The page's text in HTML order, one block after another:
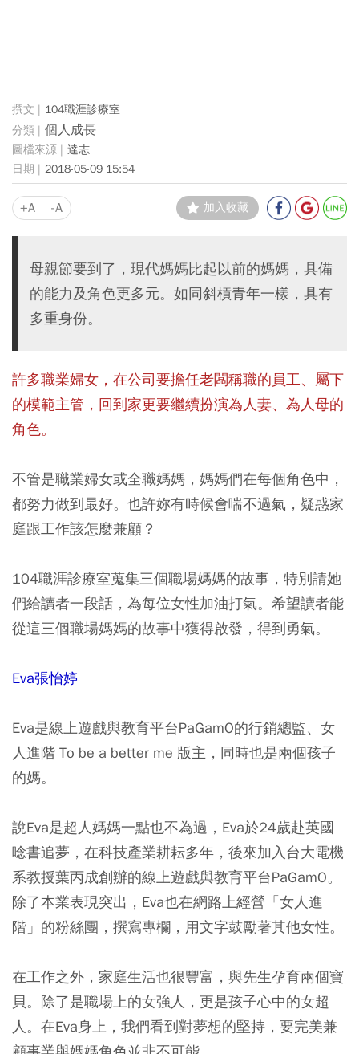
104職涯診療室
個人成長
達志
2018-05-09 15:54
+A -A 加入收藏
母親節要到了，現代媽媽比起以前的媽媽，具備
的能力及角色更多元。如同斜槓青年一樣，具有
多重身份。
許多職業婦女，在公司要擔任老闆稱職的員工、屬下
的模範主管，回到家更要繼續扮演為人妻、為人母的
角色。
不管是職業婦女或全職媽媽，媽媽們在每個角色中，
都努力做到最好。也許妳有時候會喘不過氣，疑惑家
庭跟工作該怎麼兼顧？
104職涯診療室蒐集三個職場媽媽的故事，特別請她
們給讀者一段話，為每位女性加油打氣。希望讀者能
從這三個職場媽媽的故事中獲得啟發，得到勇氣。
Eva張怡婷
Eva是線上遊戲與教育平台PaGamO的行銷總監、女
人進階 To be a better me 版主，同時也是兩個孩子
的媽。
說Eva是超人媽媽一點也不為過，Eva於24歲赴英國
唸書追夢，在科技產業耕耘多年，後來加入台大電機
系教授葉丙成創辦的線上遊戲與教育平台PaGamO。
除了本業表現突出，Eva也在網路上經營「女人進
階」的粉絲團，撰寫專欄，用文字鼓勵著其他女性。
在工作之外，家庭生活也很豐富，與先生孕育兩個寶
貝。除了是職場上的女強人，更是孩子心中的女超
人。在Eva身上，我們看到對夢想的堅持，要完美兼